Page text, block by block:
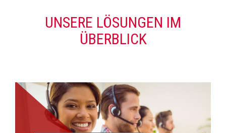
UNSERE LÖSUNGEN IM
ÜBERBLICK